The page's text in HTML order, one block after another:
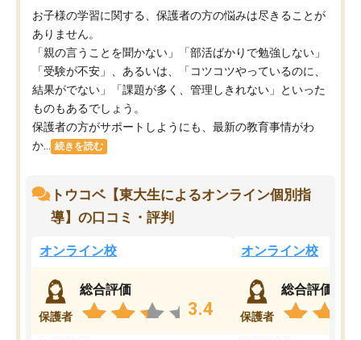
お子様の学習に関する、保護者の方の悩みは尽きることが
ありません。
「親の言うことを聞かない」「部活ばかりで勉強しない」
「受験が不安」、あるいは、「コツコツやっているのに、
結果がでない」「課題が多く、管理しきれない」といった
ものもあるでしょう。
保護者の方がサポートしようにも、最新の教育事情がわ
か...
続きを読む
トウコベ【東大生によるオンライン個別指
導】の口コミ・評判
オンライン校
保護者
総合評価
3.4
オンライン校
保護者
総合評価